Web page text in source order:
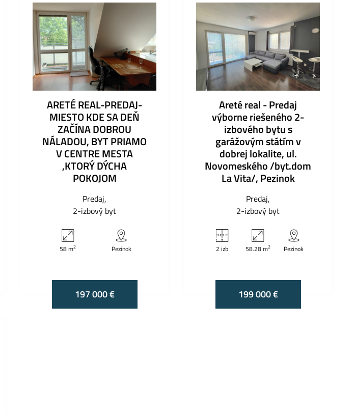
ARETÉ REAL-PREDAJ-
MIESTO KDE SA DEŇ
ZAČÍNA DOBROU
NÁLADOU, BYT PRIAMO
V CENTRE MESTA
,KTORÝ DÝCHA
POKOJOM
Predaj
2-izbový byt
58 m2 Pezinok
197 000 €
Areté real - Predaj
výborne riešeného 2-
izbového bytu s
garážovým státím v
dobrej lokalite, ul.
Novomeského /byt.dom
La Vita/, Pezinok
Predaj
2-izbový byt
2 izb 58.28 m2 Pezinok
199 000 €